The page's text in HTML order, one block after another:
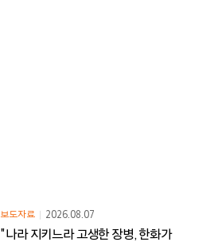
보도자료 2026.08.07
"나라 지키느라 고생한 장병, 한화가